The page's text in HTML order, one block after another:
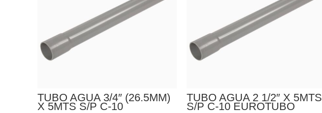
TUBO AGUA 3/4″ (26.5MM)
X 5MTS S/P C-10
TUBO AGUA 2 1/2″ X 5MTS
S/P C-10 EUROTUBO